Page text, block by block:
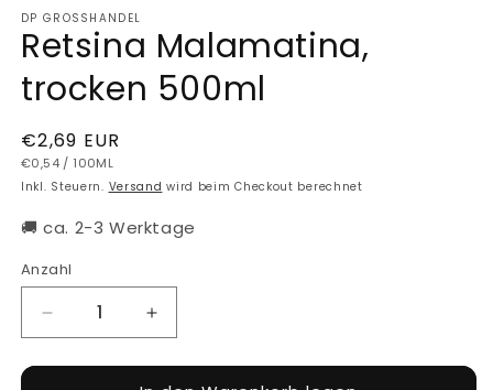
in
Modal
öffnen
DP GROSSHANDEL
Retsina Malamatina,
trocken 500ml
Normaler
Preis
€2,69 EUR
GRUNDPREIS
€0,54 / PRO
100ML
Inkl. Steuern. Versand wird beim Checkout berechnet
🚚 ca. 2-3 Werktage
Anzahl
Verringere
die
Menge
Erhöhe
die
Menge